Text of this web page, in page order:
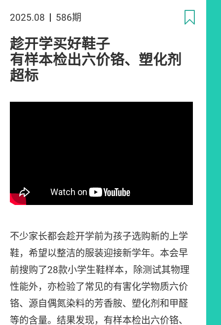
2025.08 586期
趁开学买好鞋子
有样本检出六价铬、塑化剂
超标
不少家长都会趁开学前为孩子选购新的上学
鞋，希望以整洁的服装迎接新学年。本会早
前搜购了28款小学生鞋样本，除测试其物理
性能外，亦检验了常见的有害化学物质六价
铬、源自偶氮染料的芳香胺、塑化剂和甲醛
等的含量。结果发现，有样本检出六价铬、